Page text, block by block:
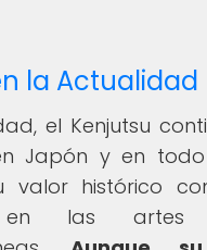
la Actualidad
el Kenjutsu
Japón y en
valor histórico
en las artes